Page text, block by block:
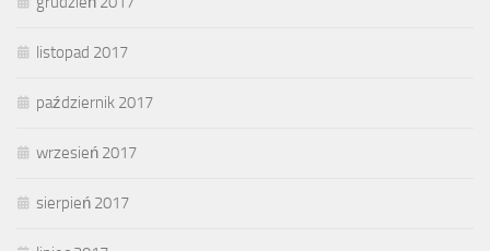
listopad 2017
październik 2017
wrzesień 2017
sierpień 2017